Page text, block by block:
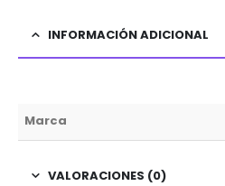
INFORMACIÓN ADICIONAL
Marca
VALORACIONES (0)